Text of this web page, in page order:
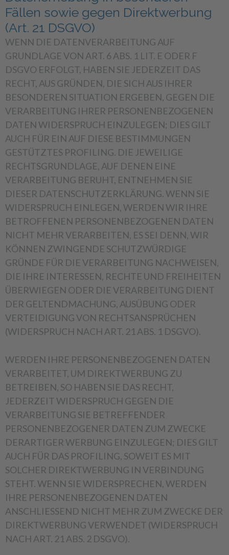
Fällen sowie gegen Direktwerbung
(Art. 21 DSGVO)
WENN DIE DATENVERARBEITUNG AUF
GRUNDLAGE VON ART. 6 ABS. 1 LIT. E ODER F
DSGVO ERFOLGT, HABEN SIE JEDERZEIT DAS
RECHT, AUS GRÜNDEN, DIE SICH AUS IHRER
BESONDEREN SITUATION ERGEBEN, GEGEN DIE
VERARBEITUNG IHRER PERSONENBEZOGENEN
DATEN WIDERSPRUCH EINZULEGEN; DIES GILT
AUCH FÜR EIN AUF DIESE BESTIMMUNGEN
GESTÜTZTES PROFILING. DIE JEWEILIGE
RECHTSGRUNDLAGE, AUF DENEN EINE
VERARBEITUNG BERUHT, ENTNEHMEN SIE
DIESER DATENSCHUTZERKLÄRUNG. WENN SIE
WIDERSPRUCH EINLEGEN, WERDEN WIR IHRE
BETROFFENEN PERSONENBEZOGENEN DATEN
NICHT MEHR VERARBEITEN, ES SEI DENN, WIR
KÖNNEN ZWINGENDE SCHUTZWÜRDIGE
GRÜNDE FÜR DIE VERARBEITUNG NACHWEISEN,
DIE IHRE INTERESSEN, RECHTE UND FREIHEITEN
ÜBERWIEGEN ODER DIE VERARBEITUNG DIENT
DER GELTENDMACHUNG, AUSÜBUNG ODER
VERTEIDIGUNG VON RECHTSANSPRÜCHEN
(WIDERSPRUCH NACH ART. 21 ABS. 1 DSGVO).
WERDEN IHRE PERSONENBEZOGENEN DATEN
VERARBEITET, UM DIREKTWERBUNG ZU
BETREIBEN, SO HABEN SIE DAS RECHT,
JEDERZEIT WIDERSPRUCH GEGEN DIE
VERARBEITUNG SIE BETREFFENDER
PERSONENBEZOGENER DATEN ZUM ZWECKE
DERARTIGER WERBUNG EINZULEGEN; DIES GILT
AUCH FÜR DAS PROFILING, SOWEIT ES MIT
SOLCHER DIREKTWERBUNG IN VERBINDUNG
STEHT. WENN SIE WIDERSPRECHEN, WERDEN
IHRE PERSONENBEZOGENEN DATEN
ANSCHLIESSEND NICHT MEHR ZUM ZWECKE DER
DIREKTWERBUNG VERWENDET (WIDERSPRUCH
NACH ART. 21 ABS. 2 DSGVO).